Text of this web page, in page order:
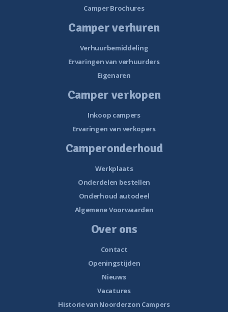
Camper Brochures
Camper verhuren
Verhuurbemiddeling
Ervaringen van verhuurders
Eigenaren
Camper verkopen
Inkoop campers
Ervaringen van verkopers
Camperonderhoud
Werkplaats
Onderdelen bestellen
Onderhoud autodeel
Algemene Voorwaarden
Over ons
Contact
Openingstijden
Nieuws
Vacatures
Historie van Noorderzon Campers